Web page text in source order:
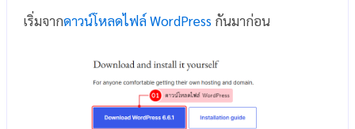
เริ่มจากดาวน์โหลดไฟล์ WordPress กันมาก่อน